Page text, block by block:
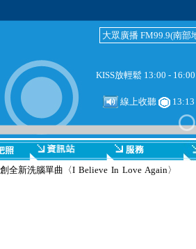
大眾廣播 FM99.9(南部
KISS放輕鬆 13:00 - 16:00
線上收聽 13:13
全新洗腦單曲〈I Believe In Love Again〉